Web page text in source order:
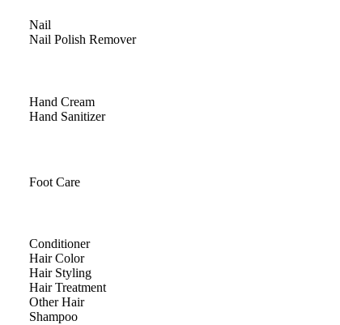
Nail
Nail Polish Remover
Hand Cream
Hand Sanitizer
Foot Care
Conditioner
Hair Color
Hair Styling
Hair Treatment
Other Hair
Shampoo